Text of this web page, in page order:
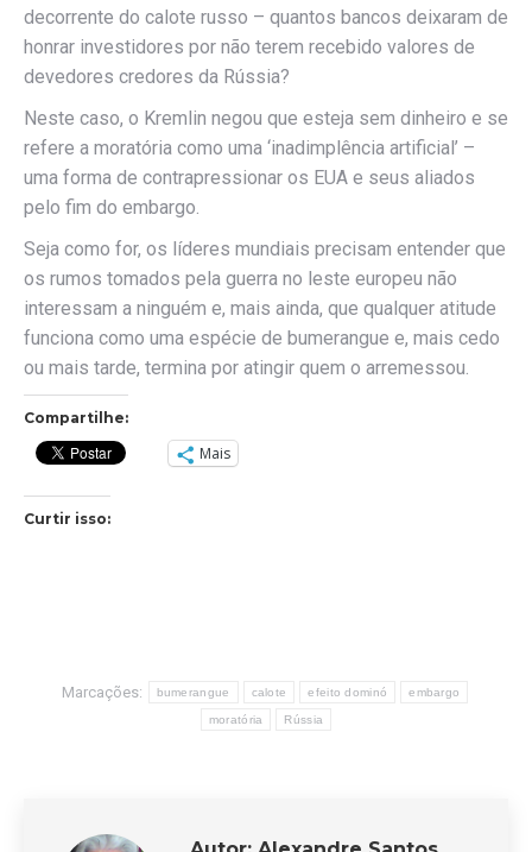
decorrente do calote russo – quantos bancos deixaram de
honrar investidores por não terem recebido valores de
devedores credores da Rússia?
Neste caso, o Kremlin negou que esteja sem dinheiro e se
refere a moratória como uma ‘inadimplência artificial’ –
uma forma de contrapressionar os EUA e seus aliados
pelo fim do embargo.
Seja como for, os líderes mundiais precisam entender que
os rumos tomados pela guerra no leste europeu não
interessam a ninguém e, mais ainda, que qualquer atitude
funciona como uma espécie de bumerangue e, mais cedo
ou mais tarde, termina por atingir quem o arremessou.
Compartilhe:
Mais
Curtir isso:
Marcações: bumerangue calote efeito dominó embargo
moratória Rússia